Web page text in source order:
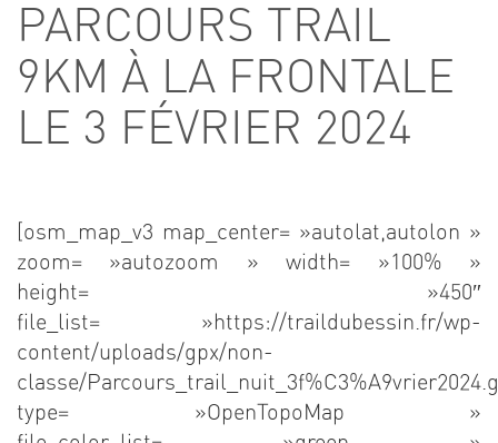
PARCOURS TRAIL
9KM À LA FRONTALE
LE 3 FÉVRIER 2024
[osm_map_v3 map_center= »autolat,autolon »
zoom= »autozoom » width= »100% »
height= »450″
file_list= »https://traildubessin.fr/wp-
content/uploads/gpx/non-
classe/
type= »OpenTopoMap »